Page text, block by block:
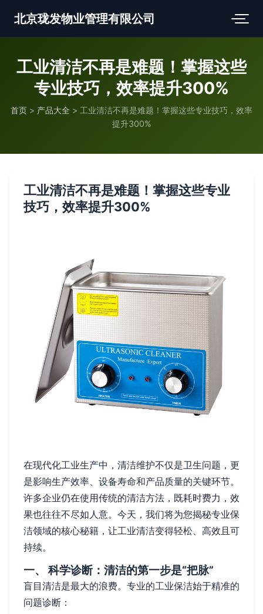
北京珑发物业管理有限公司
工业清洁不再是难题！掌握这些
专业技巧，效率提升300%
首页 > 产品大全 > 工业清洁不再是难题！掌握这些专业技巧，效率
提升300%
工业清洁不再是难题！掌握这些专业
技巧，效率提升300%
在现代化工业生产中，清洁维护不仅是卫生问题，更
是影响生产效率、设备寿命和产品质量的关键环节。
许多企业仍在使用传统的清洁方法，既耗时费力，效
果也往往不尽如人意。今天，我们将为您揭秘专业保
洁领域的核心秘籍，让工业清洁变得轻松、高效且可
持续。
一、 科学诊断：清洁的第一步是“把脉”
盲目清洁是最大的浪费。专业的工业保洁始于精准的
问题诊断：